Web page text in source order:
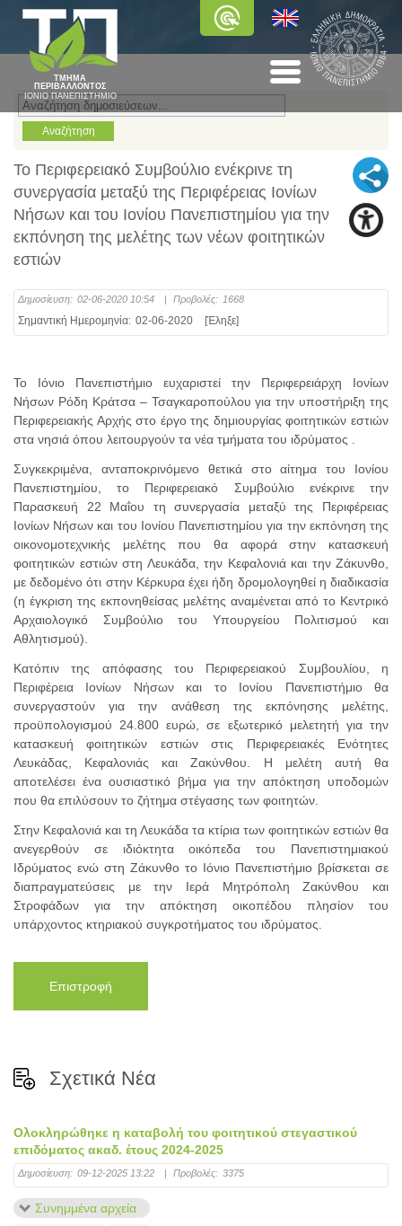
ΤΜΗΜΑ
ΠΕΡΙΒΑΛΛΟΝΤΟΣ
ΙΟΝΙΟ ΠΑΝΕΠΙΣΤΗΜΙΟ
Το Περιφερειακό Συμβούλιο ενέκρινε τη
συνεργασία μεταξύ της Περιφέρειας Ιονίων
Νήσων και του Ιονίου Πανεπιστημίου για την
εκπόνηση της μελέτης των νέων φοιτητικών
εστιών
Δημοσίευση: 02-06-2020 10:54 | Προβολές: 1668
Σημαντική Ημερομηνία: 02-06-2020 [Έληξε]
Το Ιόνιο Πανεπιστήμιο ευχαριστεί την Περιφερειάρχη Ιονίων
Νήσων Ρόδη Κράτσα – Τσαγκαροπούλου για την υποστήριξη της
Περιφερειακής Αρχής στο έργο της δημιουργίας φοιτητικών εστιών
στα νησιά όπου λειτουργούν τα νέα τμήματα του ιδρύματος .
Συγκεκριμένα, ανταποκρινόμενο θετικά στο αίτημα του Ιονίου
Πανεπιστημίου, το Περιφερειακό Συμβούλιο ενέκρινε την
Παρασκευή 22 Μαΐου τη συνεργασία μεταξύ της Περιφέρειας
Ιονίων Νήσων και του Ιονίου Πανεπιστημίου για την εκπόνηση της
οικονομοτεχνικής μελέτης που θα αφορά στην κατασκευή
φοιτητικών εστιών στη Λευκάδα, την Κεφαλονιά και την Ζάκυνθο,
με δεδομένο ότι στην Κέρκυρα έχει ήδη δρομολογηθεί η διαδικασία
(η έγκριση της εκπονηθείσας μελέτης αναμένεται από το Κεντρικό
Αρχαιολογικό Συμβούλιο του Υπουργείου Πολιτισμού και
Αθλητισμού).
Κατόπιν της απόφασης του Περιφερειακού Συμβουλίου, η
Περιφέρεια Ιονίων Νήσων και το Ιονίου Πανεπιστήμιο θα
συνεργαστούν για την ανάθεση της εκπόνησης μελέτης,
προϋπολογισμού 24.800 ευρώ, σε εξωτερικό μελετητή για την
κατασκευή φοιτητικών εστιών στις Περιφερειακές Ενότητες
Λευκάδας, Κεφαλονιάς και Ζακύνθου. Η μελέτη αυτή θα
αποτελέσει ένα ουσιαστικό βήμα για την απόκτηση υποδομών
που θα επιλύσουν το ζήτημα στέγασης των φοιτητών.
Στην Κεφαλονιά και τη Λευκάδα τα κτίρια των φοιτητικών εστιών θα
ανεγερθούν σε ιδιόκτητα οικόπεδα του Πανεπιστημιακού
Ιδρύματος ενώ στη Ζάκυνθο το Ιόνιο Πανεπιστήμιο βρίσκεται σε
διαπραγματεύσεις με την Ιερά Μητρόπολη Ζακύνθου και
Στροφάδων για την απόκτηση οικοπέδου πλησίον του
υπάρχοντος κτηριακού συγκροτήματος του ιδρύματος.
Επιστροφή
Σχετικά Νέα
Ολοκληρώθηκε η καταβολή του φοιτητικού στεγαστικού
επιδόματος ακαδ. έτους 2024-2025
Δημοσίευση: 09-12-2025 13:22 | Προβολές: 3375
Συνημμένα αρχεία